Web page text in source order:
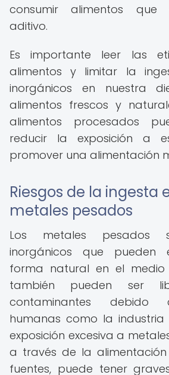
consumir alimentos que
aditivo.
Es importante leer las
alimentos y limitar la
inorgánicos en nuestra
alimentos frescos y
alimentos procesados
reducir la exposición a
promover una alimentación
Riesgos de la ingesta
metales pesados
Los metales pesados
inorgánicos que pueden
forma natural en el medio
también pueden ser
contaminantes debido
humanas como la
exposición excesiva a
a través de la
fuentes, puede tener